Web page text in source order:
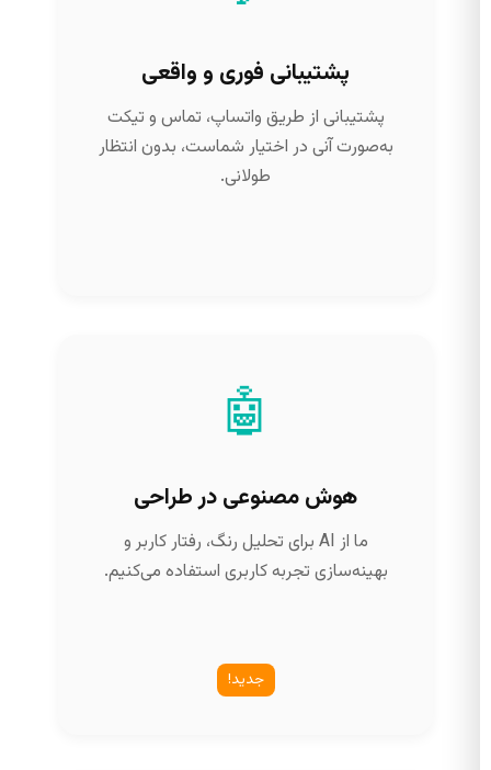
پشتیبانی فوری و واقعی
پشتیبانی از طریق واتساپ، تماس و تیکت
به‌صورت آنی در اختیار شماست، بدون انتظار
طولانی.
🤖
هوش مصنوعی در طراحی
ما از AI برای تحلیل رنگ، رفتار کاربر و
بهینه‌سازی تجربه کاربری استفاده می‌کنیم.
جدید!